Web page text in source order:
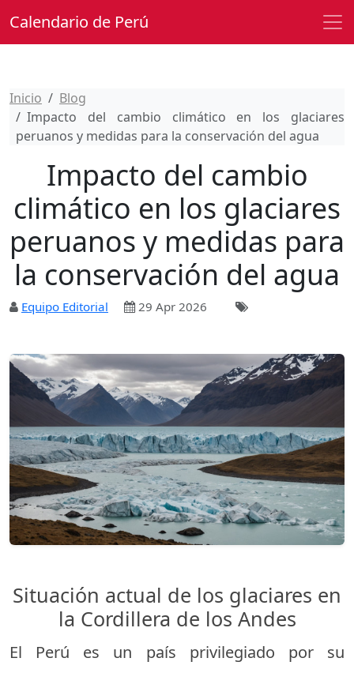
Calendario de Perú
Inicio
Blog
Impacto del cambio climático en los glaciares
peruanos y medidas para la conservación del agua
Impacto del cambio
climático en los glaciares
peruanos y medidas para
la conservación del agua
Equipo Editorial 29 Apr 2026
Situación actual de los glaciares en
la Cordillera de los Andes
El Perú es un país privilegiado por su